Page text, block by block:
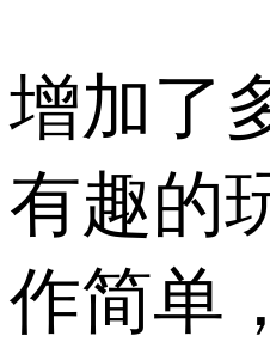
增加了
有趣的
作简单